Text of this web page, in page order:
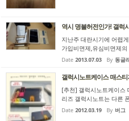
역시 명불허전인가! 갤럭
지난주 대란시기에 어렵
가입비면제,유심비면제
선초과문제로 고생하다가
다. 갤럭시S4 끝판왕이
는 것입니다. 아몰레드 액
긴 하지만 정말 성능때문
부터는 루팅카운터가 없
고 공장초기화하면 끝입
로 루팅롬 만들지도 ...
Date 2013.07.03 By 동글
갤럭시노트케이스 매스
[추천] 갤럭시노트케이스
리즈 갤럭시노트는 다른
인치에 달하기 때문에 손
릴까봐 무척이나 걱정이
Date 2012.03.19 By 버그